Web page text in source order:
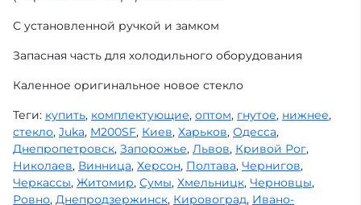
С установленной ручкой и замком
Запасная часть для холодильного оборудования
Каленное оригинальное новое стекло
Теги: купить, комплектующие, оптом, гнутое, нижнее,
стекло, Juka, M200SF, Киев, Харьков, Одесса,
Днепропетровск, Запорожье, Львов, Кривой Рог,
Николаев, Винница, Херсон, Полтава, Чернигов,
Черкассы, Житомир, Сумы, Хмельницк, Черновцы,
Ровно, Днепродзержинск, Кировоград, Ивано-